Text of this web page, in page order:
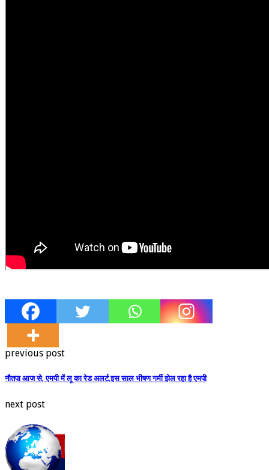
previous post
नौतपा आज से, एमपी में लू का रेड अलर्ट,इस साल भीषण गर्मी झेल रहा है एमपी
next post